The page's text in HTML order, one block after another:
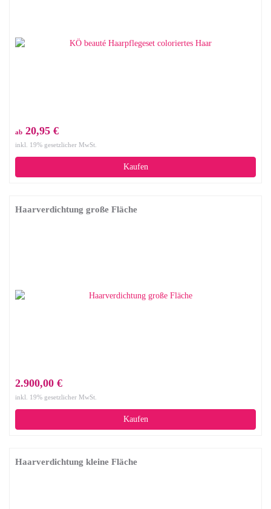
ab 20,95 €
inkl. 19% gesetzlicher MwSt.
Kaufen
Haarverdichtung große Fläche
2.900,00 €
inkl. 19% gesetzlicher MwSt.
Kaufen
Haarverdichtung kleine Fläche